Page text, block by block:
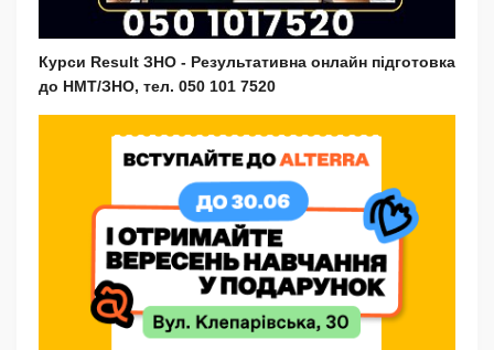
Курси Result ЗНО - Результативна онлайн підготовка
до НМТ/ЗНО, тел. 050 101 7520